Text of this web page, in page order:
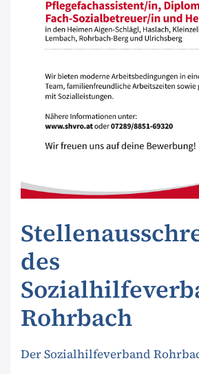
des
Rohrbach
Der Sozialhilfeverband